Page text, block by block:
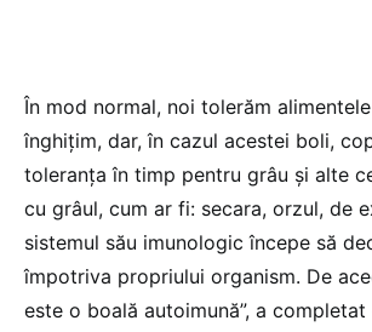
În mod normal, noi tolerăm
înghițim, dar, în cazul acestei boli,
toleranța în timp pentru grâu și alte
cu grâul, cum ar fi: secara, orzul, de
sistemul său imunologic începe să
împotriva propriului organism. De
este o boală autoimună”, a completat